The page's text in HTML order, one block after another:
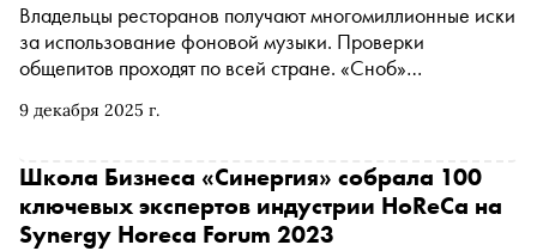
9 декабря 2025 г.
Владельцы ресторанов получают многомиллионные иски
за использование фоновой музыки. Проверки
общепитов проходят по всей стране. «Сноб»
плейлистами, как наказывают за включение песен
парижские рестораны
Школа Бизнеса «Синергия» собрала 100
ключевых экспертов индустрии HoReCa на
Synergy Horeca Forum 2023